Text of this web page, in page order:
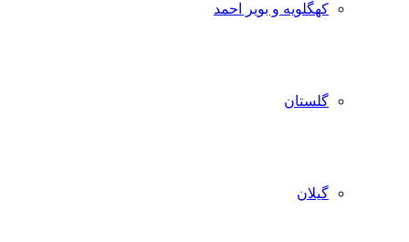
کهگلویه و بویر احمد
گلستان
گیلان